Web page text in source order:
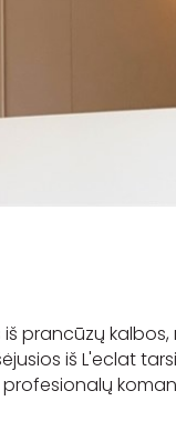
prancūzų kalbos,
iš L'eclat